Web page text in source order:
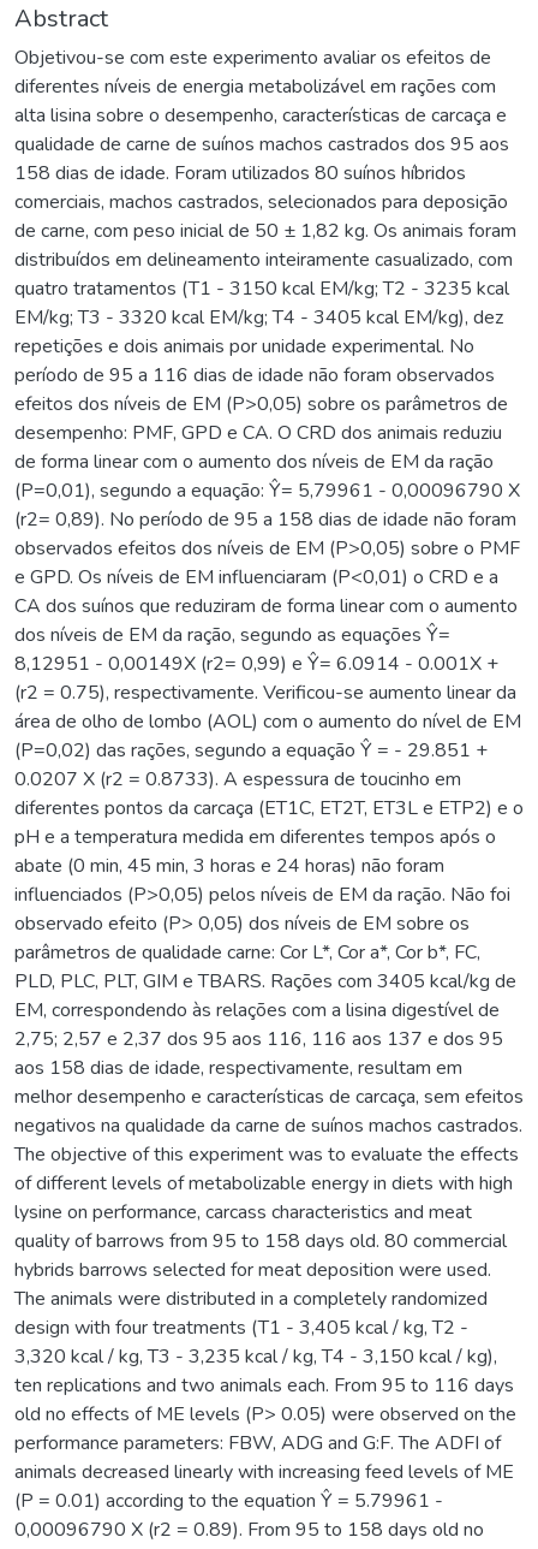
Abstract
Objetivou-se com este experimento avaliar os efeitos de
diferentes níveis de energia metabolizável em rações com
alta lisina sobre o desempenho, características de carcaça e
qualidade de carne de suínos machos castrados dos 95 aos
158 dias de idade. Foram utilizados 80 suínos híbridos
comerciais, machos castrados, selecionados para deposição
de carne, com peso inicial de 50 ± 1,82 kg. Os animais foram
distribuídos em delineamento inteiramente casualizado, com
quatro tratamentos (T1 - 3150 kcal EM/kg; T2 - 3235 kcal
EM/kg; T3 - 3320 kcal EM/kg; T4 - 3405 kcal EM/kg), dez
repetições e dois animais por unidade experimental. No
período de 95 a 116 dias de idade não foram observados
efeitos dos níveis de EM (P>0,05) sobre os parâmetros de
desempenho: PMF, GPD e CA. O CRD dos animais reduziu
de forma linear com o aumento dos níveis de EM da ração
(P=0,01), segundo a equação: Ŷ= 5,79961 - 0,00096790 X
(r2= 0,89). No período de 95 a 158 dias de idade não foram
observados efeitos dos níveis de EM (P>0,05) sobre o PMF
e GPD. Os níveis de EM influenciaram (P<0,01) o CRD e a
CA dos suínos que reduziram de forma linear com o aumento
dos níveis de EM da ração, segundo as equações Ŷ=
8,12951 - 0,00149X (r2= 0,99) e Ŷ= 6.0914 - 0.001X +
(r2 = 0.75), respectivamente. Verificou-se aumento linear da
área de olho de lombo (AOL) com o aumento do nível de EM
(P=0,02) das rações, segundo a equação Ŷ = - 29.851 +
0.0207 X (r2 = 0.8733). A espessura de toucinho em
diferentes pontos da carcaça (ET1C, ET2T, ET3L e ETP2) e o
pH e a temperatura medida em diferentes tempos após o
abate (0 min, 45 min, 3 horas e 24 horas) não foram
influenciados (P>0,05) pelos níveis de EM da ração. Não foi
observado efeito (P> 0,05) dos níveis de EM sobre os
parâmetros de qualidade carne: Cor L*, Cor a*, Cor b*, FC,
PLD, PLC, PLT, GIM e TBARS. Rações com 3405 kcal/kg de
EM, correspondendo às relações com a lisina digestível de
2,75; 2,57 e 2,37 dos 95 aos 116, 116 aos 137 e dos 95
aos 158 dias de idade, respectivamente, resultam em
melhor desempenho e características de carcaça, sem efeitos
negativos na qualidade da carne de suínos machos castrados.
The objective of this experiment was to evaluate the effects
of different levels of metabolizable energy in diets with high
lysine on performance, carcass characteristics and meat
quality of barrows from 95 to 158 days old. 80 commercial
hybrids barrows selected for meat deposition were used.
The animals were distributed in a completely randomized
design with four treatments (T1 - 3,405 kcal / kg, T2 -
3,320 kcal / kg, T3 - 3,235 kcal / kg, T4 - 3,150 kcal / kg),
ten replications and two animals each. From 95 to 116 days
old no effects of ME levels (P> 0.05) were observed on the
performance parameters: FBW, ADG and G:F. The ADFI of
animals decreased linearly with increasing feed levels of ME
(P = 0.01) according to the equation Ŷ = 5.79961 -
0,00096790 X (r2 = 0.89). From 95 to 158 days old no